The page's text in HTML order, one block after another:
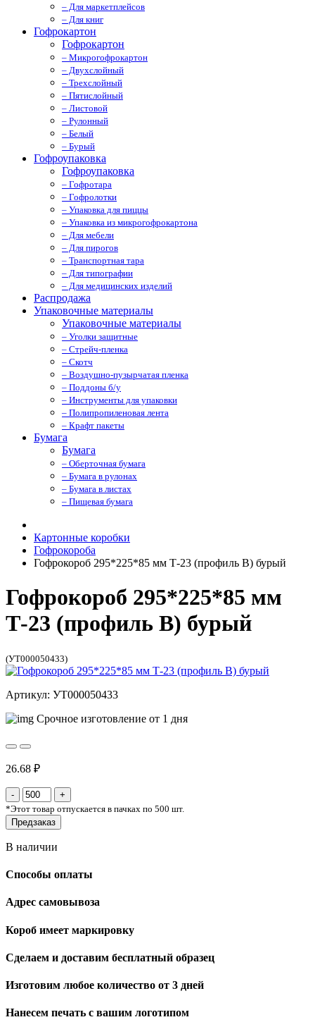
– Для маркетплейсов
– Для книг
Гофрокартон
Гофрокартон
– Микрогофрокартон
– Двухслойный
– Трехслойный
– Пятислойный
– Листовой
– Рулонный
– Белый
– Бурый
Гофроупаковка
Гофроупаковка
– Гофротара
– Гофролотки
– Упаковка для пиццы
– Упаковка из микрогофрокартона
– Для мебели
– Для пирогов
– Транспортная тара
– Для типографии
– Для медицинских изделий
Распродажа
Упаковочные материалы
Упаковочные материалы
– Уголки защитные
– Стрейч-пленка
– Скотч
– Воздушно-пузырчатая пленка
– Поддоны б/у
– Инструменты для упаковки
– Полипропиленовая лента
– Крафт пакеты
Бумага
Бумага
– Оберточная бумага
– Бумага в рулонах
– Бумага в листах
– Пищевая бумага
Картонные коробки
Гофрокороба
Гофрокороб 295*225*85 мм Т-23 (профиль B) бурый
Гофрокороб 295*225*85 мм
Т-23 (профиль B) бурый
(УТ000050433)
Артикул: УТ000050433
Срочное изготовление от 1 дня
26.68 ₽
*Этот товар отпускается в пачках по 500 шт.
Предзаказ
В наличии
Способы оплаты
Адрес самовывоза
Короб имеет маркировку
Сделаем и доставим бесплатный образец
Изготовим любое количество от 3 дней
Нанесем печать с вашим логотипом